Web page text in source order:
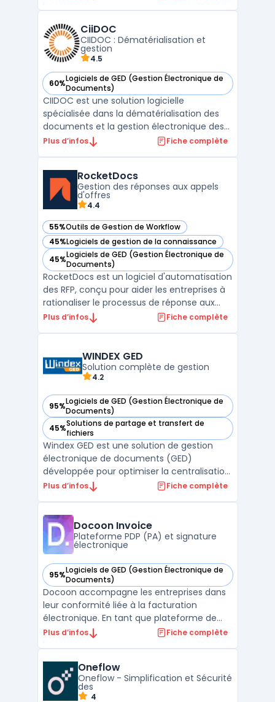
aux TPE, PME et grandes entreprises
souhaitant intégrer un d ...
CiiDOC
CIIDOC : Dématérialisation et
gestion
4.5
60%Logiciels de GED (Gestion Électronique de
Documents)
— voir CiiDOC dans cette catégorie
CIIDOC est une solution logicielle
spécialisée dans la dématérialisation des
documents et la gestion électronique des
dossiers de fabrication. Développé par
régulés tels que la pharmaceutique, la
chimie, et l'agroaliment ...
Plus d’infos Fiche complète
RocketDocs
Gestion des réponses aux appels
d'offres
4.4
55%Outils de Gestion de Workflow
— voir RocketDocs dans cette catégorie
45%Logiciels de gestion de la connaissance
— voir RocketDocs dans cette catégorie
45%Logiciels de GED (Gestion Électronique de
Documents)
— voir RocketDocs dans cette catégorie
RocketDocs est un logiciel d'automatisation
des RFP, conçu pour aider les entreprises à
rationaliser le processus de réponse aux
appels d'offres en centralisant les données,
avancés de gestion de contenu et de flux
de trav ...
Plus d’infos Fiche complète
WINDEX GED
Solution complète de gestion
4.2
95%Logiciels de GED (Gestion Électronique de
Documents)
— voir WINDEX GED dans cette catégorie
45%Solutions de partage et transfert de
fichiers
— voir WINDEX GED dans cette catégorie
Windex GED est une solution de gestion
électronique de documents (GED)
développée pour optimiser la centralisation
et l’organisation des documents en
les informations essentielles grâce à une
interface intuitive et d ...
Plus d’infos Fiche complète
Docoon Invoice
Plateforme PDP (PA) et signature
électronique
95%Logiciels de GED (Gestion Électronique de
Documents)
— voir Docoon Invoice dans cette catégorie
Docoon accompagne les entreprises dans
leur conformité liée à la facturation
électronique. En tant que plateforme de
dématérialisation partenaire, cet outil
fluide avec les tiers pour simplifier les
échanges. Ce ...
Plus d’infos Fiche complète
Oneflow
Oneflow - Simplification et Sécurité
des
4